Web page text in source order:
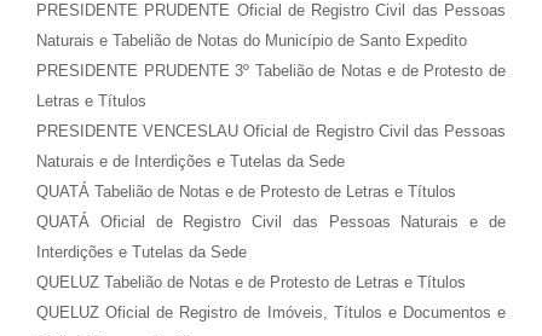
PRESIDENTE PRUDENTE Oficial de Registro Civil das Pessoas
Naturais e Tabelião de Notas do Município de Santo Expedito
PRESIDENTE PRUDENTE 3º Tabelião de Notas e de Protesto de
Letras e Títulos
PRESIDENTE VENCESLAU Oficial de Registro Civil das Pessoas
Naturais e de Interdições e Tutelas da Sede
QUATÁ Tabelião de Notas e de Protesto de Letras e Títulos
QUATÁ Oficial de Registro Civil das Pessoas Naturais e de
Interdições e Tutelas da Sede
QUELUZ Tabelião de Notas e de Protesto de Letras e Títulos
QUELUZ Oficial de Registro de Imóveis, Títulos e Documentos e